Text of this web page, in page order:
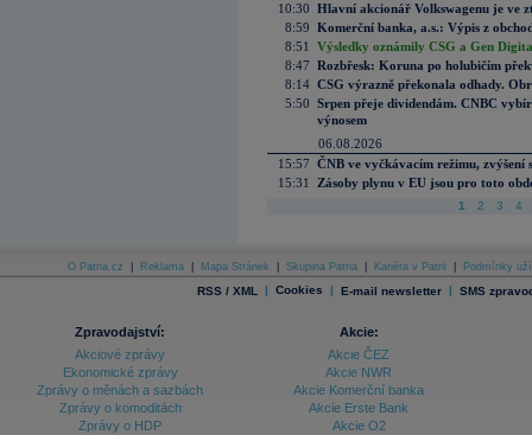
10:30 Hlavní akcionář Volkswagenu je ve
8:59 Komerční banka, a.s.: Výpis z
8:51
Výsledky oznámily CSG a Gen
8:47 Rozbřesk: Koruna po holubičím
8:14 CSG výrazně překonala odhady.
5:50 Srpen přeje dividendám. CNBC
výnosem
06.08.2026
15:57 ČNB ve vyčkávacím režimu, zvýšení
15:31
Zásoby plynu v EU jsou pro toto
1 2 3 4
O Patria.cz Reklama Mapa Stránek Skupina Patria Kariéra v Patrii Podmínky
RSS / XML | Cookies | E-mail newsletter | SMS
Zpravodajství:
Akciové zprávy
Ekonomické zprávy
Zprávy o měnách a sazbách
Zprávy o komoditách
Zprávy o HDP
Akcie:
Akcie ČEZ
Akcie NWR
Akcie Komerční banka
Akcie Erste Bank
Akcie O2